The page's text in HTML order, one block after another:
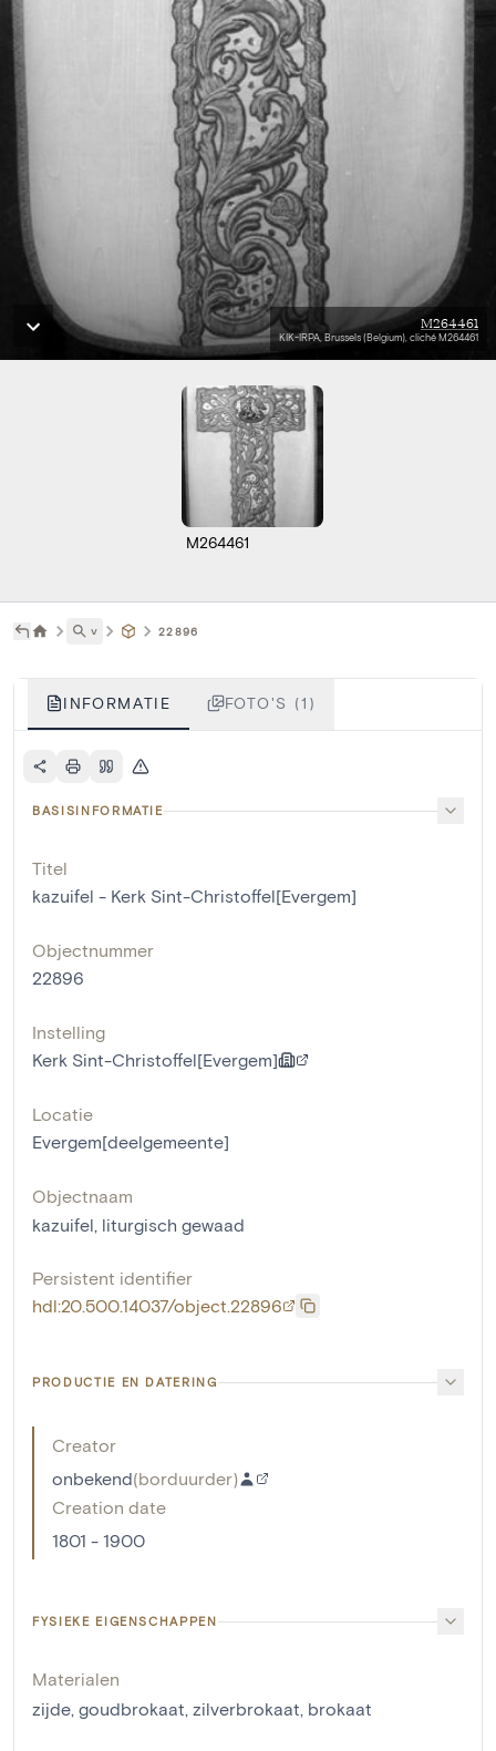
M264461
KIK-IRPA, Brussels (Belgium), cliché M264461
M264461
˅ 22896
INFORMATIE FOTO'S (1)
BASISINFORMATIE
Titel
kazuifel - Kerk Sint-Christoffel[Evergem]
Objectnummer
22896
Instelling
Kerk Sint-Christoffel[Evergem]
Locatie
Evergem[deelgemeente]
Objectnaam
kazuifel, liturgisch gewaad
Persistent identifier
hdl:20.500.14037/object.22896
PRODUCTIE EN DATERING
Creator
onbekend(borduurder)
Creation date
1801 - 1900
FYSIEKE EIGENSCHAPPEN
Materialen
zijde, goudbrokaat, zilverbrokaat, brokaat